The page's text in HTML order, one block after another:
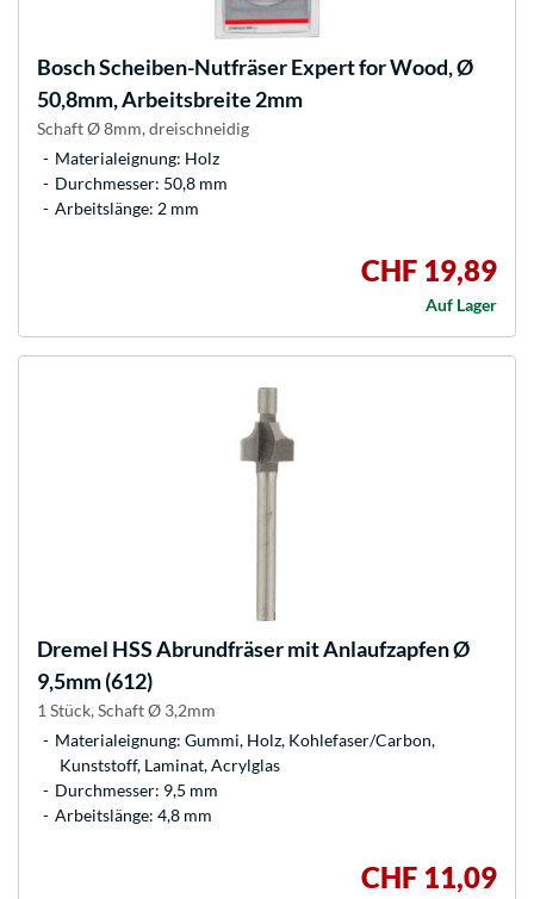
BoschScheiben-Nutfräser Expert for Wood, Ø
50,8mm, Arbeitsbreite 2mm
Schaft Ø 8mm, dreischneidig
Materialeignung: Holz
Durchmesser: 50,8 mm
Arbeitslänge: 2 mm
CHF 19,89
Auf Lager
Dremel HSS Abrundfräser mit Anlaufzapfen Ø
9,5mm (612)
1 Stück, Schaft Ø 3,2mm
Materialeignung: Gummi, Holz, Kohlefaser/Carbon,
Kunststoff, Laminat, Acrylglas
Durchmesser: 9,5 mm
Arbeitslänge: 4,8 mm
CHF 11,09